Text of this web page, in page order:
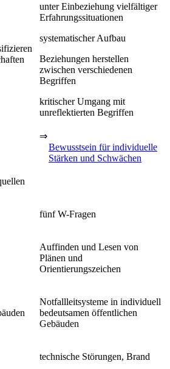
unter Einbeziehung vielfältiger
Erfahrungssituationen
systematischer Aufbau
Beziehungen herstellen
zwischen verschiedenen
Begriffen
kritischer Umgang mit
unreflektierten Begriffen
⇒
Bewusstsein für individuelle
Stärken und Schwächen
fünf W-Fragen
Auffinden und Lesen von
Plänen und
Orientierungszeichen
Notfallleitsysteme in individuell
bedeutsamen öffentlichen
Gebäuden
technische Störungen, Brand